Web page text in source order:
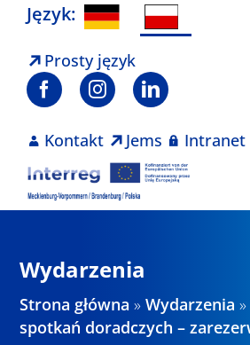
Skip
content
Język:
Prosty język
Kontakt Jems Intranet
Projekty
Wydarzenia
Strona główna »Wydarzenia
spotkań doradczych –